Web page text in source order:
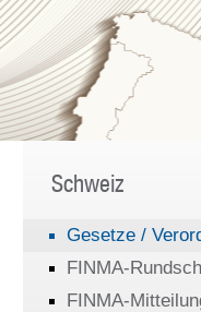
Schweiz
Gesetze /
FINMA-
FINMA-